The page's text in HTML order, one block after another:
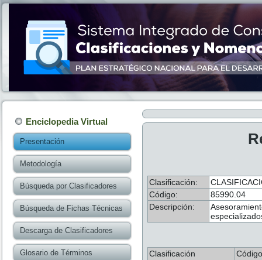
Enciclopedia Virtual
Presentación
Metodología
Búsqueda por Clasificadores
Búsqueda de Fichas Técnicas
Descarga de Clasificadores
Glosario de Términos
Clasificación:
Código:
85990.04
Descripción:
Clasificación
Código